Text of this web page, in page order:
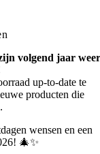
volgend jaar weer
up-to-date te
producten die
wensen en een
🎄✨